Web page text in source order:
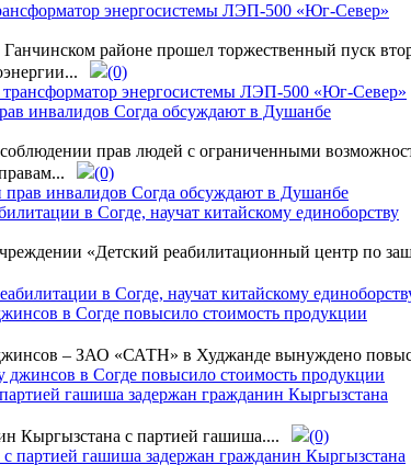
энергосистемы ЛЭП-500 «Юг-Север»
районе прошел торжественный пуск
(0)
инвалидов Согда обсуждают в Душанбе
прав людей с ограниченными
(0)
в Согде, научат китайскому единоборству
«Детский реабилитационный центр по
в Согде повысило стоимость продукции
– ЗАО «САТН» в Худжанде вынуждено
гашиша задержан гражданин Кыргызстана
Кыргызстана с партией гашиша....
(0)